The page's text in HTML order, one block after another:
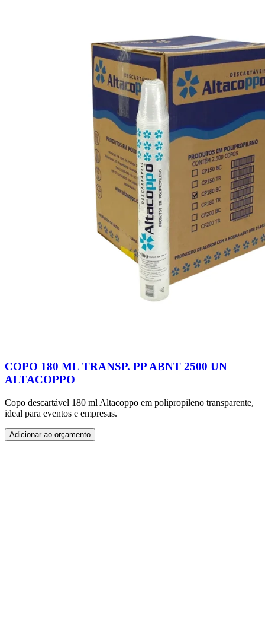
COPO 180 ML TRANSP. PP ABNT 2500 UN
ALTACOPPO
Copo descartável 180 ml Altacoppo em polipropileno transparente,
ideal para eventos e empresas.
Adicionar ao orçamento